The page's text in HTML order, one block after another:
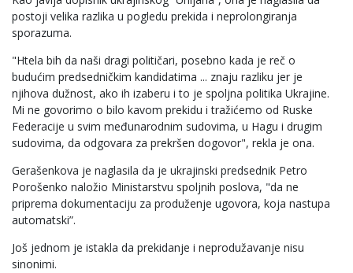
postoji velika razlika u pogledu prekida i neprolongiranja
sporazuma.
"Htela bih da naši dragi političari, posebno kada je reč o
budućim predsedničkim kandidatima ... znaju razliku jer je
njihova dužnost, ako ih izaberu i to je spoljna politika Ukrajine.
Mi ne govorimo o bilo kavom prekidu i tražićemo od Ruske
Federacije u svim međunarodnim sudovima, u Hagu i drugim
sudovima, da odgovara za prekršen dogovor", rekla je ona.
Gerašenkova je naglasila da je ukrajinski predsednik Petro
Porošenko naložio Ministarstvu spoljnih poslova, "da ne
priprema dokumentaciju za produženje ugovora, koja nastupa
automatski”.
Još jednom je istakla da prekidanje i neprodužavanje nisu
sinonimi.